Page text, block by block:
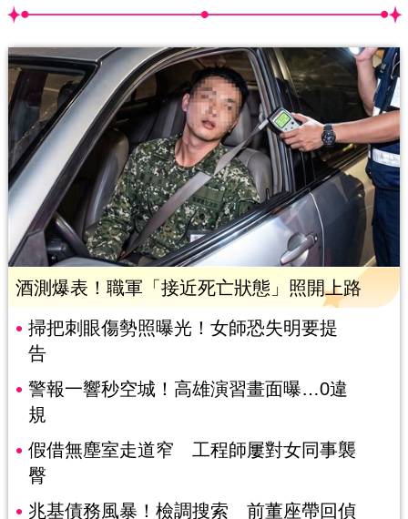
酒測爆表！職軍「接近死亡狀態」照開上路
掃把刺眼傷勢照曝光！女師恐失明要提
告
警報一響秒空城！高雄演習畫面曝…0違
規
假借無塵室走道窄 工程師屢對女同事襲
臀
兆基債務風暴！檢調搜索 前董座帶回偵